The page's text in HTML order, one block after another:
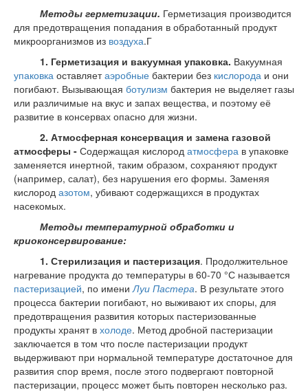
Методы герметизации. Герметизация производится
для предотвращения попадания в обработанный продукт
микроорганизмов из воздуха.Г
1. Герметизация и вакуумная упаковка. Вакуумная
упаковка оставляетаэробные бактерии без кислорода и они
погибают. Вызывающая ботулизм бактерия не выделяет газы
или различимые на вкус и запах вещества, и поэтому её
развитие в консервах опасно для жизни.
2. Атмосферная консервация и замена газовой
атмосферы - Содержащая кислород атмосфера в упаковке
заменяется инертной, таким образом, сохраняют продукт
(например, салат), без нарушения его формы. Заменяя
кислород азотом, убивают содержащихся в продуктах
насекомых.
Методы температурной обработки и
криоконсервирование:
1. Стерилизация и пастеризация. Продолжительное
нагревание продукта до температуры в 60-70 °С называется
пастеризацией, по имени Луи Пастера. В результате этого
процесса бактерии погибают, но выживают их споры, для
предотвращения развития которых пастеризованные
продукты хранят в холоде. Метод дробной пастеризации
заключается в том что после пастеризации продукт
выдерживают при нормальной температуре достаточное для
развития спор время, после этого подвергают повторной
пастеризации, процесс может быть повторен несколько раз.